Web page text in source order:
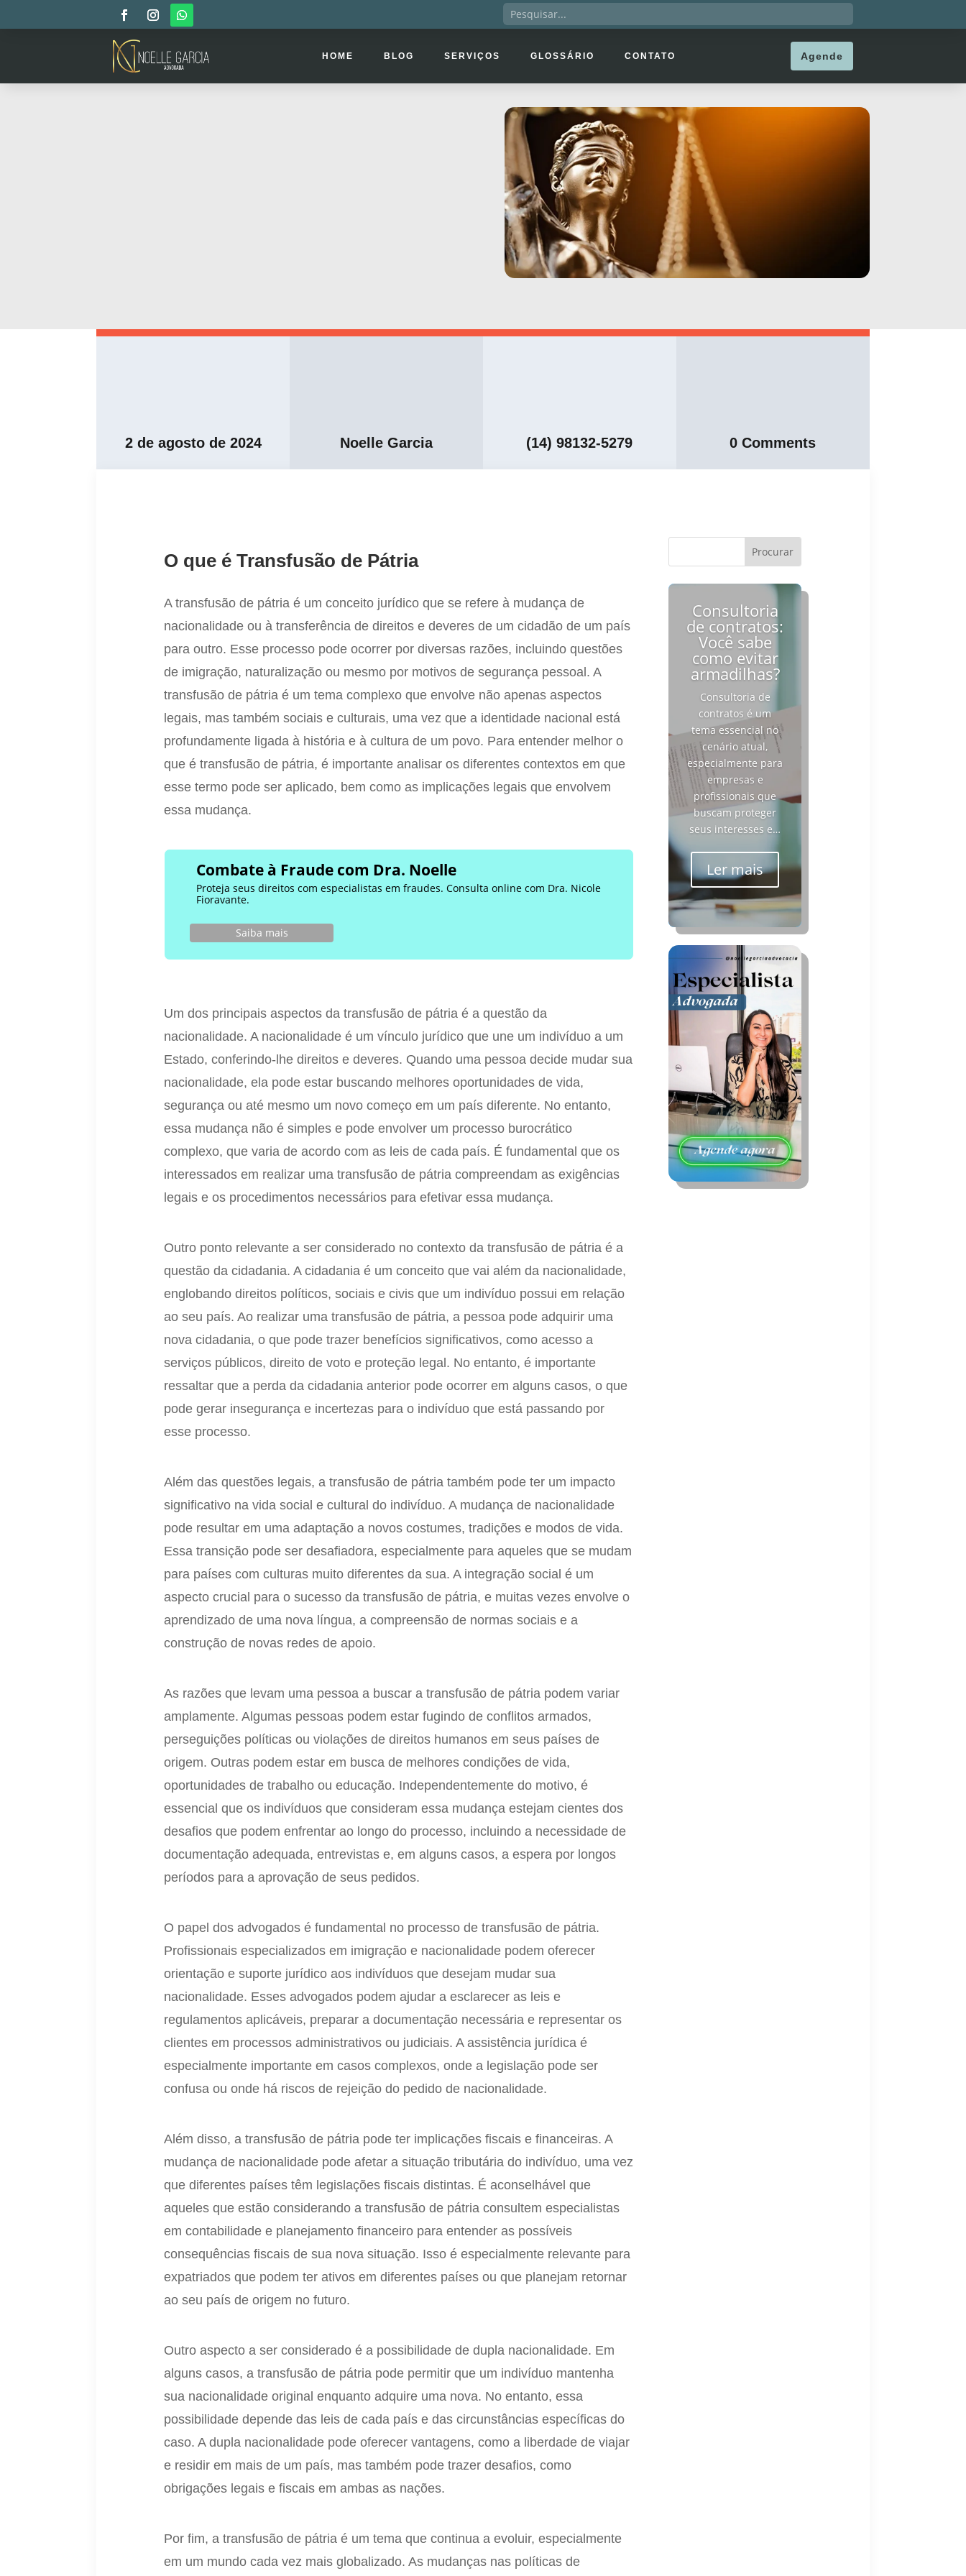
HOME BLOG SERVIÇOS GLOSSÁRIO CONTATO Agende
2 de agosto de 2024 Noelle Garcia (14) 98132-5279 0 Comments
O que é Transfusão de Pátria
A transfusão de pátria é um conceito jurídico que se refere à mudança de
nacionalidade ou à transferência de direitos e deveres de um cidadão de um país
para outro. Esse processo pode ocorrer por diversas razões, incluindo questões
de imigração, naturalização ou mesmo por motivos de segurança pessoal. A
transfusão de pátria é um tema complexo que envolve não apenas aspectos
legais, mas também sociais e culturais, uma vez que a identidade nacional está
profundamente ligada à história e à cultura de um povo. Para entender melhor o
que é transfusão de pátria, é importante analisar os diferentes contextos em que
esse termo pode ser aplicado, bem como as implicações legais que envolvem
essa mudança.
Combate à Fraude com Dra. Noelle
Proteja seus direitos com especialistas em fraudes. Consulta online com Dra. Nicole
Fioravante.
Saiba mais
Um dos principais aspectos da transfusão de pátria é a questão da
nacionalidade. A nacionalidade é um vínculo jurídico que une um indivíduo a um
Estado, conferindo-lhe direitos e deveres. Quando uma pessoa decide mudar sua
nacionalidade, ela pode estar buscando melhores oportunidades de vida,
segurança ou até mesmo um novo começo em um país diferente. No entanto,
essa mudança não é simples e pode envolver um processo burocrático
complexo, que varia de acordo com as leis de cada país. É fundamental que os
interessados em realizar uma transfusão de pátria compreendam as exigências
legais e os procedimentos necessários para efetivar essa mudança.
Outro ponto relevante a ser considerado no contexto da transfusão de pátria é a
questão da cidadania. A cidadania é um conceito que vai além da nacionalidade,
englobando direitos políticos, sociais e civis que um indivíduo possui em relação
ao seu país. Ao realizar uma transfusão de pátria, a pessoa pode adquirir uma
nova cidadania, o que pode trazer benefícios significativos, como acesso a
serviços públicos, direito de voto e proteção legal. No entanto, é importante
ressaltar que a perda da cidadania anterior pode ocorrer em alguns casos, o que
pode gerar insegurança e incertezas para o indivíduo que está passando por
esse processo.
Além das questões legais, a transfusão de pátria também pode ter um impacto
significativo na vida social e cultural do indivíduo. A mudança de nacionalidade
pode resultar em uma adaptação a novos costumes, tradições e modos de vida.
Essa transição pode ser desafiadora, especialmente para aqueles que se mudam
para países com culturas muito diferentes da sua. A integração social é um
aspecto crucial para o sucesso da transfusão de pátria, e muitas vezes envolve o
aprendizado de uma nova língua, a compreensão de normas sociais e a
construção de novas redes de apoio.
As razões que levam uma pessoa a buscar a transfusão de pátria podem variar
amplamente. Algumas pessoas podem estar fugindo de conflitos armados,
perseguições políticas ou violações de direitos humanos em seus países de
origem. Outras podem estar em busca de melhores condições de vida,
oportunidades de trabalho ou educação. Independentemente do motivo, é
essencial que os indivíduos que consideram essa mudança estejam cientes dos
desafios que podem enfrentar ao longo do processo, incluindo a necessidade de
documentação adequada, entrevistas e, em alguns casos, a espera por longos
períodos para a aprovação de seus pedidos.
O papel dos advogados é fundamental no processo de transfusão de pátria.
Profissionais especializados em imigração e nacionalidade podem oferecer
orientação e suporte jurídico aos indivíduos que desejam mudar sua
nacionalidade. Esses advogados podem ajudar a esclarecer as leis e
regulamentos aplicáveis, preparar a documentação necessária e representar os
clientes em processos administrativos ou judiciais. A assistência jurídica é
especialmente importante em casos complexos, onde a legislação pode ser
confusa ou onde há riscos de rejeição do pedido de nacionalidade.
Além disso, a transfusão de pátria pode ter implicações fiscais e financeiras. A
mudança de nacionalidade pode afetar a situação tributária do indivíduo, uma vez
que diferentes países têm legislações fiscais distintas. É aconselhável que
aqueles que estão considerando a transfusão de pátria consultem especialistas
em contabilidade e planejamento financeiro para entender as possíveis
consequências fiscais de sua nova situação. Isso é especialmente relevante para
expatriados que podem ter ativos em diferentes países ou que planejam retornar
ao seu país de origem no futuro.
Outro aspecto a ser considerado é a possibilidade de dupla nacionalidade. Em
alguns casos, a transfusão de pátria pode permitir que um indivíduo mantenha
sua nacionalidade original enquanto adquire uma nova. No entanto, essa
possibilidade depende das leis de cada país e das circunstâncias específicas do
caso. A dupla nacionalidade pode oferecer vantagens, como a liberdade de viajar
e residir em mais de um país, mas também pode trazer desafios, como
obrigações legais e fiscais em ambas as nações.
Por fim, a transfusão de pátria é um tema que continua a evoluir, especialmente
em um mundo cada vez mais globalizado. As mudanças nas políticas de
Consultoria
de contratos:
Você sabe
como evitar
armadilhas?
Consultoria de
contratos é um
tema essencial no
cenário atual,
especialmente para
empresas e
profissionais que
buscam proteger
seus interesses e…
Ler mais